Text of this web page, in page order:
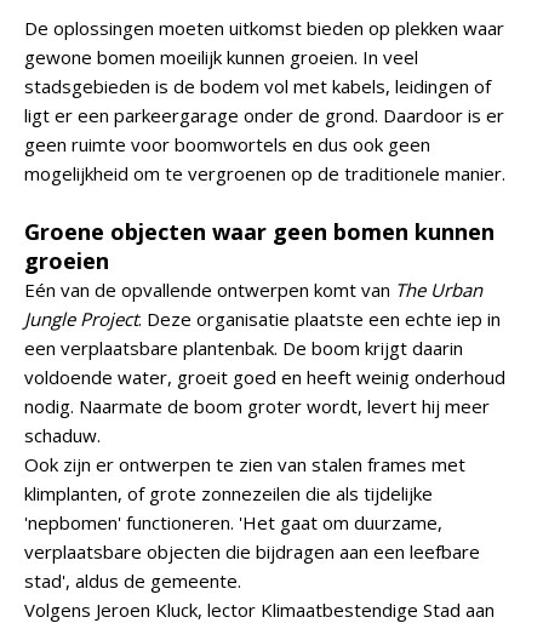
De oplossingen moeten uitkomst bieden op plekken waar
gewone bomen moeilijk kunnen groeien. In veel
stadsgebieden is de bodem vol met kabels, leidingen of
ligt er een parkeergarage onder de grond. Daardoor is er
geen ruimte voor boomwortels en dus ook geen
mogelijkheid om te vergroenen op de traditionele manier.
Groene objecten waar geen bomen kunnen
groeien
Eén van de opvallende ontwerpen komt van The Urban
Jungle Project. Deze organisatie plaatste een echte iep in
een verplaatsbare plantenbak. De boom krijgt daarin
voldoende water, groeit goed en heeft weinig onderhoud
nodig. Naarmate de boom groter wordt, levert hij meer
schaduw.
Ook zijn er ontwerpen te zien van stalen frames met
klimplanten, of grote zonnezeilen die als tijdelijke
'nepbomen' functioneren. 'Het gaat om duurzame,
verplaatsbare objecten die bijdragen aan een leefbare
stad', aldus de gemeente.
Volgens Jeroen Kluck, lector Klimaatbestendige Stad aan